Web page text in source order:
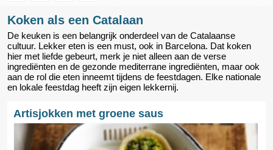
Koken als een Catalaan
De keuken is een belangrijk onderdeel van de Catalaanse
cultuur. Lekker eten is een must, ook in Barcelona. Dat koken
hier met liefde gebeurt, merk je niet alleen aan de verse
ingrediënten en de gezonde mediterrane ingrediënten, maar ook
aan de rol die eten inneemt tijdens de feestdagen. Elke nationale
en lokale feestdag heeft zijn eigen lekkernij.
Artisjokken met groene saus